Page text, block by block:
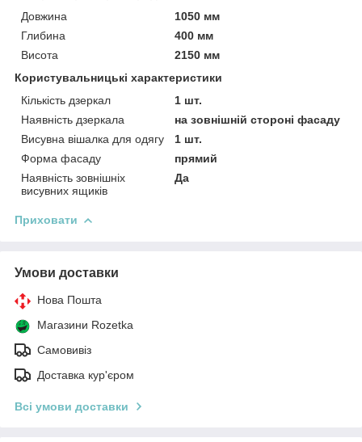
Довжина
1050 мм
Глибина
400 мм
Висота
2150 мм
Користувальницькі характеристики
Кількість дзеркал
1 шт.
Наявність дзеркала
на зовнішній стороні фасаду
Висувна вішалка для одягу
1 шт.
Форма фасаду
прямий
Наявність зовнішніх
висувних ящиків
Да
Приховати
Умови доставки
Нова Пошта
Магазини Rozetka
Самовивіз
Доставка кур'єром
Всі умови доставки